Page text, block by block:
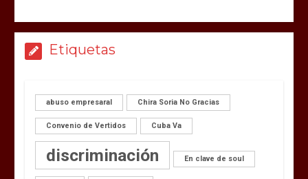
Etiquetas
abuso empresaral Chira Soria No Gracias
Convenio de Vertidos Cuba Va
discriminación En clave de soul